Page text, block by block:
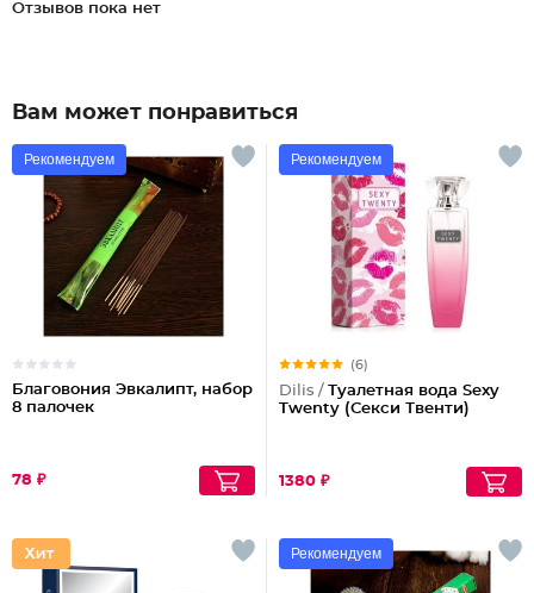
Отзывов пока нет
Вам может понравиться
Рекомендуем
Благовония Эвкалипт, набор
8 палочек
78 ₽
Рекомендуем
(6)
Dilis / Туалетная вода Sexy
Twenty (Секси Твенти)
1380 ₽
Рекомендуем